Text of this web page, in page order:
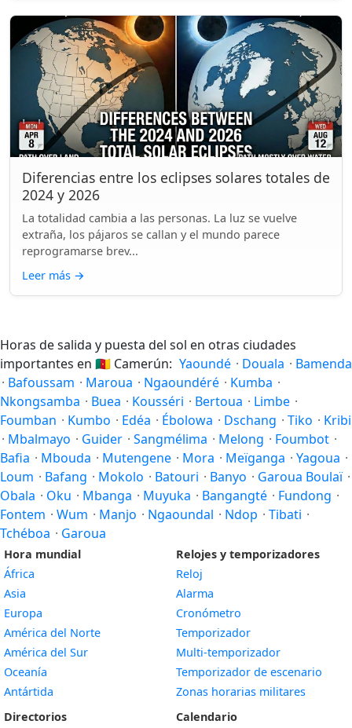
Diferencias entre los eclipses solares totales de
2024 y 2026
La totalidad cambia a las personas. La luz se vuelve
extraña, los pájaros se callan y el mundo parece
reprogramarse brev...
Leer más →
Horas de salida y puesta del sol en otras ciudades
importantes en 🇨🇲 Camerún: Yaoundé · Douala · Bamenda
· Bafoussam · Maroua · Ngaoundéré · Kumba ·
Nkongsamba · Buea · Kousséri · Bertoua · Limbe ·
Foumban · Kumbo · Edéa · Ébolowa · Dschang · Tiko · Kribi
· Mbalmayo · Guider · Sangmélima · Melong · Foumbot ·
Bafia · Mbouda · Mutengene · Mora · Meïganga · Yagoua ·
Loum · Bafang · Mokolo · Batouri · Banyo · Garoua Boulaï ·
Obala · Oku · Mbanga · Muyuka · Bangangté · Fundong ·
Fontem · Wum · Manjo · Ngaoundal · Ndop · Tibati ·
Tchéboa · Garoua
Hora mundial
África
Asia
Europa
América del Norte
América del Sur
Oceanía
Antártida
Directorios
Relojes y temporizadores
Reloj
Alarma
Cronómetro
Temporizador
Multi-temporizador
Temporizador de escenario
Zonas horarias militares
Calendario